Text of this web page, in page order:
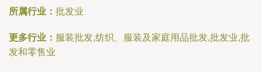
所属行业： 批发业
更多行业： 服装批发,纺织、服装及家庭用品批发,批发业,批
发和零售业